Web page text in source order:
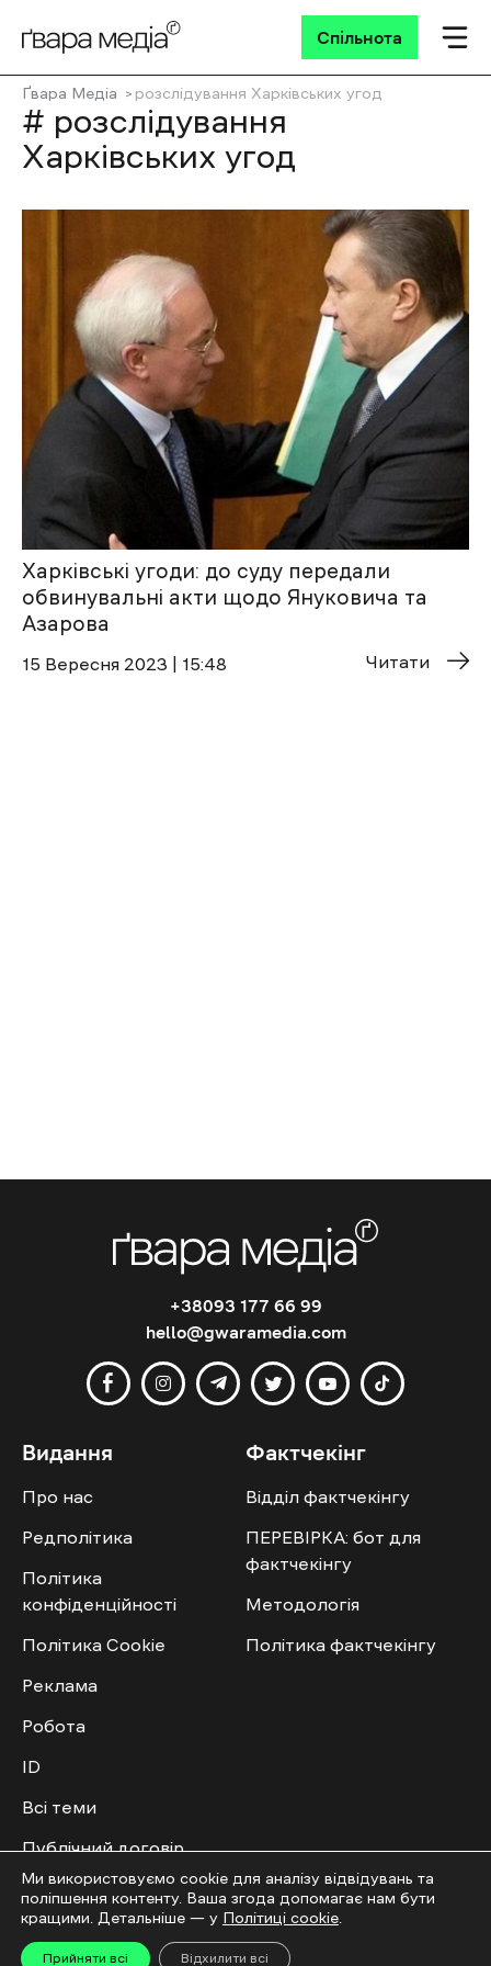
Спільнота
Ґвара Медіа розслідування Харківських угод
# розслідування
Харківських угод
Харківські угоди: до суду передали
обвинувальні акти щодо Януковича та
Азарова
15 Вересня 2023 | 15:48 Читати
+38093 177 66 99
hello@gwaramedia.com
Видання
Про нас
Редполітика
Політика
конфіденційності
Політика Cookie
Реклама
Робота
ID
Всі теми
Публічний договір
Фактчекінг
Відділ фактчекінгу
ПЕРЕВІРКА: бот для
фактчекінгу
Методологія
Політика фактчекінгу
Мультимедіа
Відео
Спільнота
Приєднатись
Ми використовуємо cookie для аналізу відвідувань та
поліпшення контенту. Ваша згода допомагає нам бути
кращими. Детальніше — у Політиці cookie
Прийняти всі Відхилити всі